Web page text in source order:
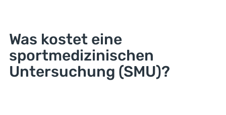
Was kostet eine
sportmedizinischen
Untersuchung (SMU)?